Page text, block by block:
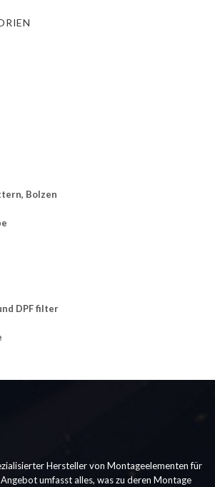
Bolzen
DPF filter
Hersteller von Montageelementen für
umfasst alles, was zu deren Montage